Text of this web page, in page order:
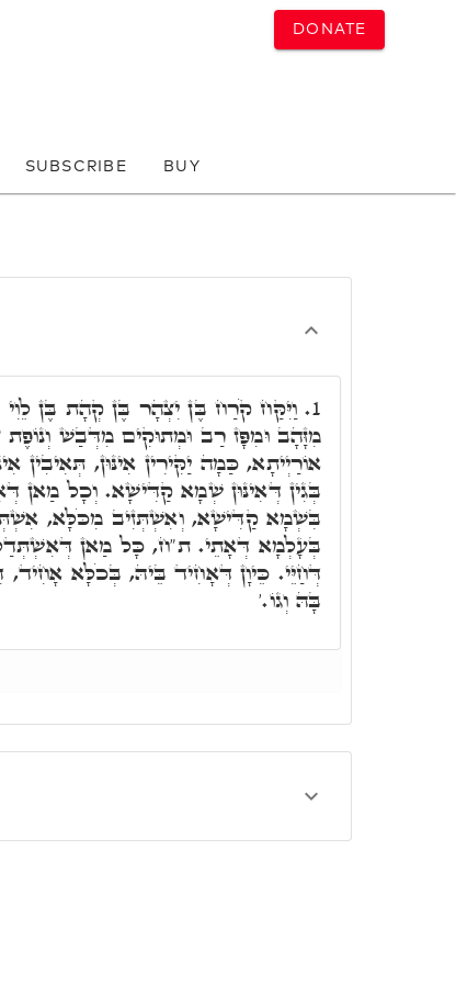
DONATE
SUBSCRIBE BUY
1. וַיִּקַּח קֹרַח בֶּן יִצְהָר בֶּן קְהָת בֶּן
מִזָּהָב וּמִפָּז רַב וּמְתוּקִים מִדְּבַשׁ
אוֹרַיְיתָא, כַּמָה יַקִּירִין אִינּוּן, תְּאִיבִין
בְּגִין דְּאִינּוּן שְׁמָא קַדִּישָׁא. וְכָל
בִּשְׁמָא קַדִּישָׁא, וְאִשְׁתְּזִיב מִכֹּלָּא,
בְּעָלְמָא דְּאָתֵי. ת"ח, כָּל מַאן
דְּחַיֵּי. כֵּיוָן דְּאָחִיד בֵּיהּ, בְּכֹלָּא אָחִיד,
בָּהּ וְגוֹ.'